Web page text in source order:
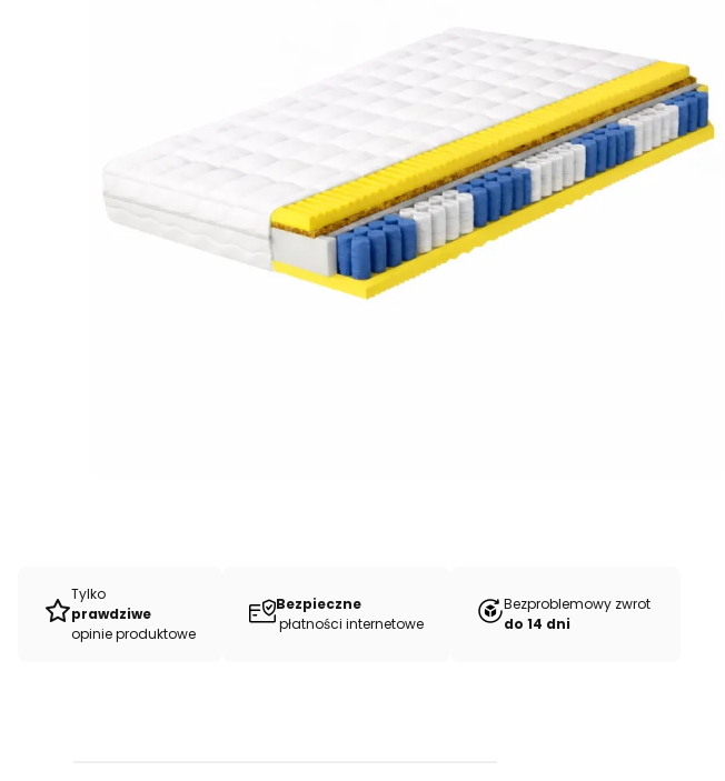
Tylko
prawdziwe
opinie produktowe
Bezpieczne
płatności internetowe
Bezproblemowy zwrot
do 14 dni